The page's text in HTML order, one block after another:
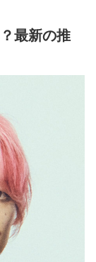
最新の推